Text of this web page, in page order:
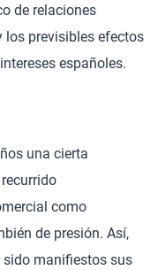
de relaciones
los previsibles efectos
españoles.
una cierta
como
de presión. Así,
manifiestos sus